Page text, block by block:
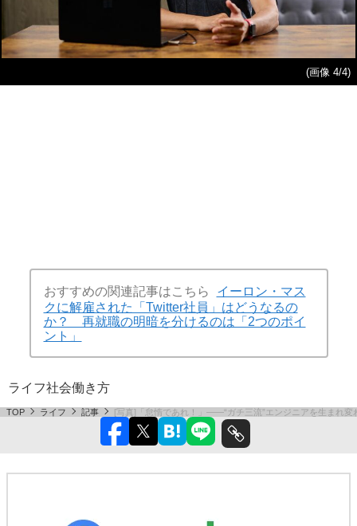
(画像 4/4)
おすすめの関連記事はこちら
イーロン・マス
クに解雇された「Twitter社員」はどうなるの
か？ 再就職の明暗を分けるのは「2つのポイ
ント」
ライフ社会働き方
TOP ライフ 記事 [写真]「怠惰であれ！」――“ガチ三流”エンジニアを生まれ変